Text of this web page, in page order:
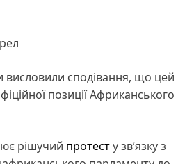
висловили сподівання, що цей
позиції Африканського
рішучий протесту зв’язку з